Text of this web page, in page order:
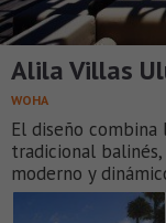
Alila Villas
WOHA
El diseño
tradicional
moderno y